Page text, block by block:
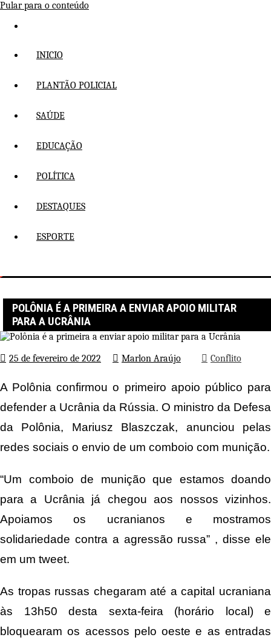
Pular para o conteúdo
INICIO
PLANTÃO POLICIAL
SAÚDE
EDUCAÇÃO
POLÍTICA
DESTAQUES
ESPORTE
POLÔNIA É A PRIMEIRA A ENVIAR APOIO MILITAR
PARA A UCRÂNIA
25 de fevereiro de 2022 Marlon Araújo Conflito
A Polônia confirmou o primeiro apoio público para
defender a Ucrânia da Rússia. O ministro da Defesa
da Polônia, Mariusz Blaszczak, anunciou pelas
redes sociais o envio de um comboio com munição.
“Um comboio de munição que estamos doando
para a Ucrânia já chegou aos nossos vizinhos.
Apoiamos os ucranianos e mostramos
solidariedade contra a agressão russa” , disse ele
em um tweet.
As tropas russas chegaram até a capital ucraniana
às 13h50 desta sexta-feira (horário local) e
bloquearam os acessos pelo oeste e as entradas